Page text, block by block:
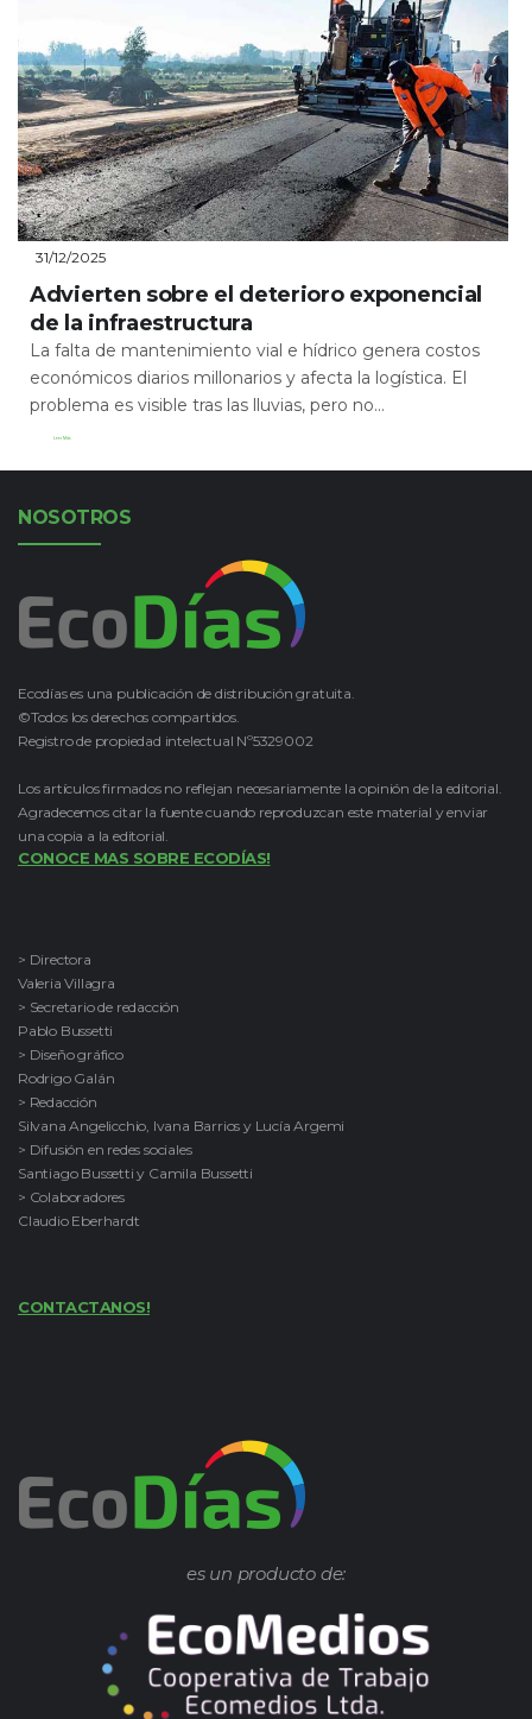
31/12/2025
Advierten sobre el deterioro exponencial
de la infraestructura
La falta de mantenimiento vial e hídrico genera costos
económicos diarios millonarios y afecta la logística. El
problema es visible tras las lluvias, pero no...
Leer Más
NOSOTROS
Ecodías es una publicación de distribución gratuita.
©Todos los derechos compartidos.
Registro de propiedad intelectual Nº5329002
Los artículos firmados no reflejan necesariamente la opinión de la editorial.
Agradecemos citar la fuente cuando reproduzcan este material y enviar
una copia a la editorial.
CONOCE MAS SOBRE ECODÍAS!
> Directora
Valeria Villagra
> Secretario de redacción
Pablo Bussetti
> Diseño gráfico
Rodrigo Galán
> Redacción
Silvana Angelicchio, Ivana Barrios y Lucía Argemi
> Difusión en redes sociales
Santiago Bussetti y Camila Bussetti
> Colaboradores
Claudio Eberhardt
CONTACTANOS!
es un producto de: